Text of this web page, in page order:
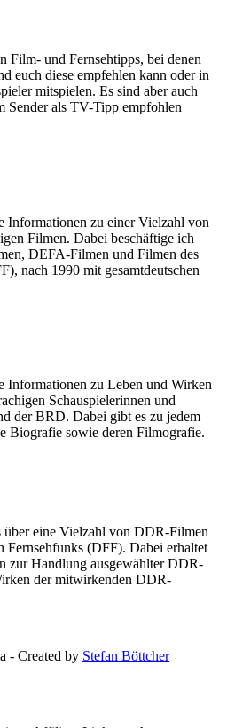
Film- und Fernsehtipps, bei denen
euch diese empfehlen kann oder in
mitspielen. Es sind aber auch
Sender als TV-Tipp empfohlen
Informationen zu einer Vielzahl von
Filmen. Dabei beschäftige ich
DEFA-Filmen und Filmen des
nach 1990 mit gesamtdeutschen
Informationen zu Leben und Wirken
Schauspielerinnen und
der BRD. Dabei gibt es zu jedem
Biografie sowie deren Filmografie.
über eine Vielzahl von DDR-Filmen
Fernsehfunks (DFF). Dabei erhaltet
zur Handlung ausgewählter DDR-
der mitwirkenden DDR-
- Created by Stefan Böttcher